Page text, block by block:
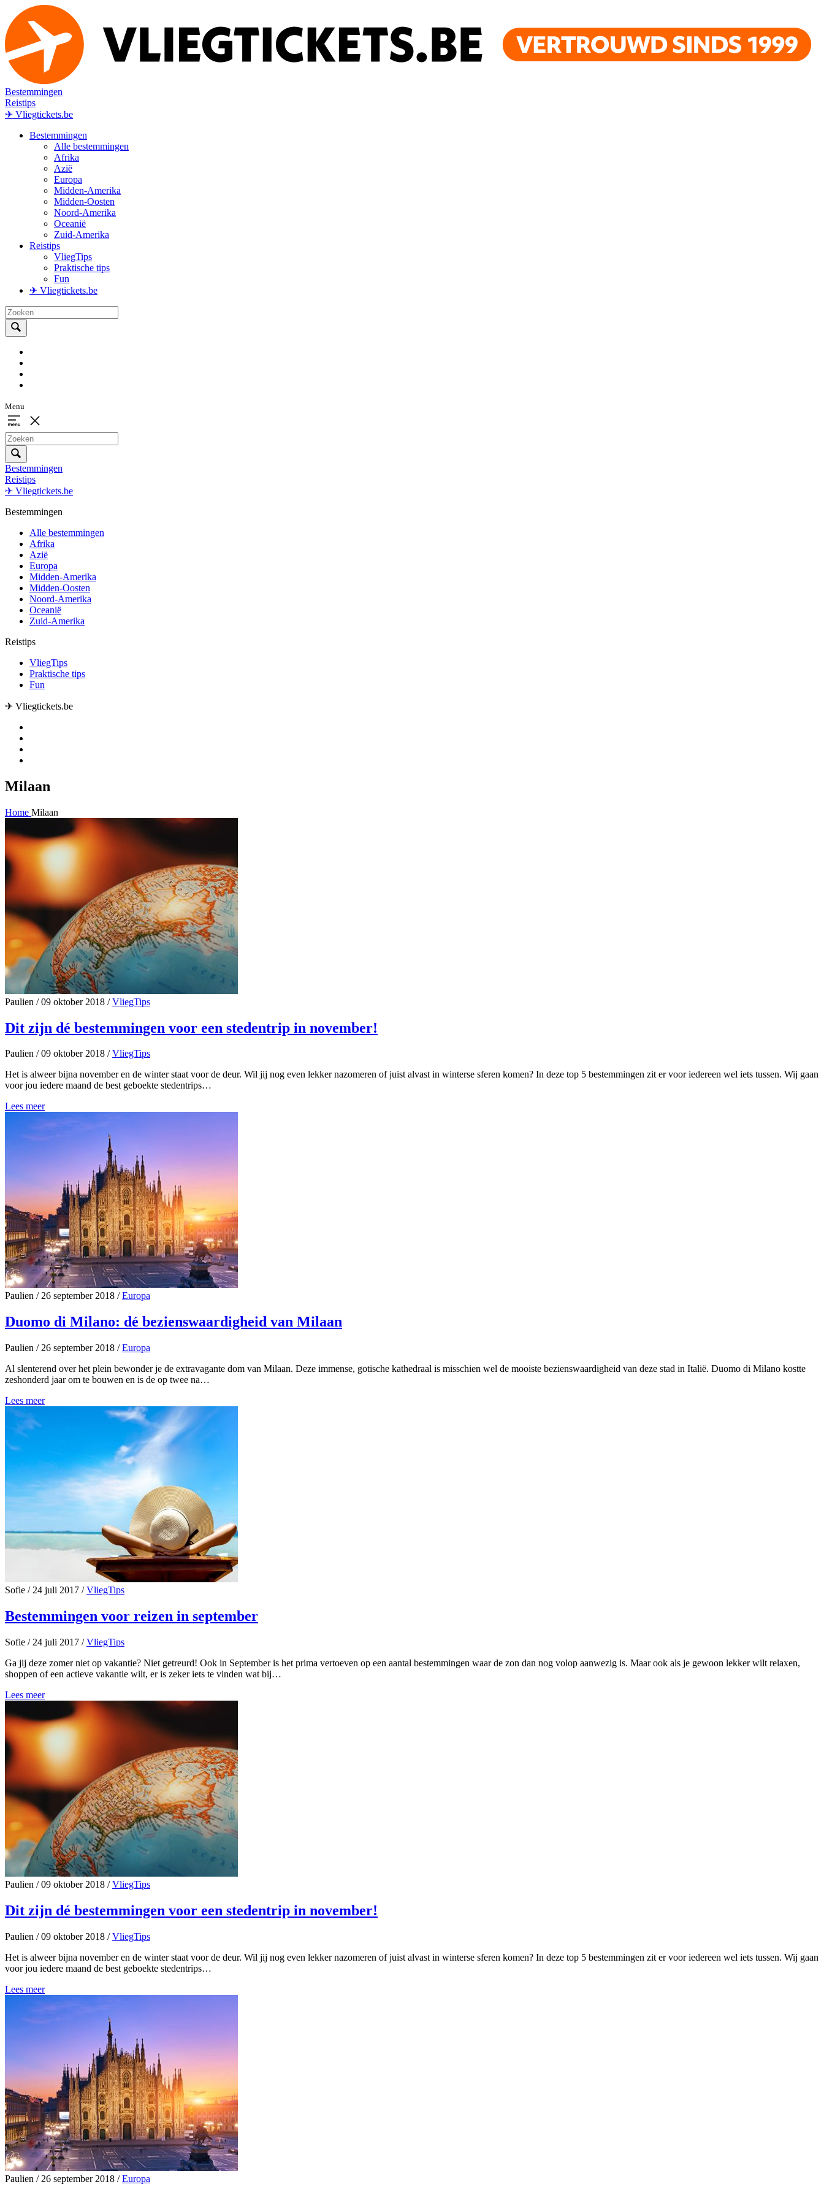
Bestemmingen
Reistips
✈ Vliegtickets.be
Bestemmingen
Alle bestemmingen
Afrika
Azië
Europa
Midden-Amerika
Midden-Oosten
Noord-Amerika
Oceanië
Zuid-Amerika
Reistips
VliegTips
Praktische tips
Fun
✈ Vliegtickets.be
Menu
Bestemmingen
Reistips
✈ Vliegtickets.be
Bestemmingen
Alle bestemmingen
Afrika
Azië
Europa
Midden-Amerika
Midden-Oosten
Noord-Amerika
Oceanië
Zuid-Amerika
Reistips
VliegTips
Praktische tips
Fun
✈ Vliegtickets.be
Milaan
Home Milaan
Paulien /09 oktober 2018 / VliegTips
Dit zijn dé bestemmingen voor een stedentrip in november!
Paulien /09 oktober 2018 / VliegTips
Het is alweer bijna november en de winter staat voor de deur. Wil jij nog even lekker nazomeren of juist alvast in winterse sferen komen? In deze top 5 bestemmingen zit er voor iedereen wel iets tussen. Wij gaan
voor jou iedere maand de best geboekte stedentrips…
Lees meer
Paulien /26 september 2018 / Europa
Duomo di Milano: dé bezienswaardigheid van Milaan
Paulien /26 september 2018 / Europa
Al slenterend over het plein bewonder je de extravagante dom van Milaan. Deze immense, gotische kathedraal is misschien wel de mooiste bezienswaardigheid van deze stad in Italië. Duomo di Milano kostte
zeshonderd jaar om te bouwen en is de op twee na…
Lees meer
Sofie /24 juli 2017 / VliegTips
Bestemmingen voor reizen in september
Sofie /24 juli 2017 / VliegTips
Ga jij deze zomer niet op vakantie? Niet getreurd! Ook in September is het prima vertoeven op een aantal bestemmingen waar de zon dan nog volop aanwezig is. Maar ook als je gewoon lekker wilt relaxen,
shoppen of een actieve vakantie wilt, er is zeker iets te vinden wat bij…
Lees meer
Paulien /09 oktober 2018 / VliegTips
Dit zijn dé bestemmingen voor een stedentrip in november!
Paulien /09 oktober 2018 / VliegTips
Het is alweer bijna november en de winter staat voor de deur. Wil jij nog even lekker nazomeren of juist alvast in winterse sferen komen? In deze top 5 bestemmingen zit er voor iedereen wel iets tussen. Wij gaan
voor jou iedere maand de best geboekte stedentrips…
Lees meer
Paulien /26 september 2018 / Europa